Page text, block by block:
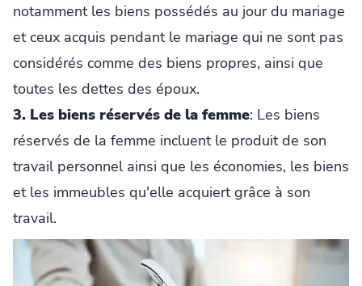
notamment les biens possédés au jour du mariage
et ceux acquis pendant le mariage qui ne sont pas
considérés comme des biens propres, ainsi que
toutes les dettes des époux.
3. Les biens réservés de la femme: Les biens
réservés de la femme incluent le produit de son
travail personnel ainsi que les économies, les biens
et les immeubles qu'elle acquiert grâce à son
travail.